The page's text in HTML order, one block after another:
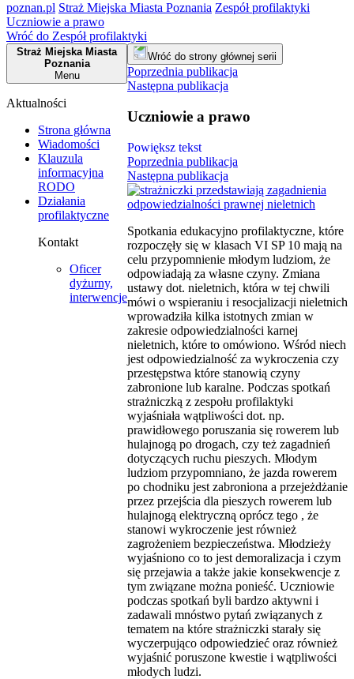
poznan.pl Straż Miejska Miasta Poznania Zespół profilaktyki
Uczniowie a prawo
Wróć do Zespół profilaktyki
Straż Miejska Miasta
Poznania
Menu
Aktualności
Strona główna
Wiadomości
Klauzula
informacyjna
RODO
Działania
profilaktyczne
Kontakt
Oficer
dyżurny,
interwencje
Wróć do strony głównej serii
Poprzednia publikacja
Następna publikacja
Uczniowie a prawo
Powiększ tekst
Poprzednia publikacja
Następna publikacja
Spotkania edukacyjno profilaktyczne, które
rozpoczęły się w klasach VI SP 10 mają na
celu przypomnienie młodym ludziom, że
odpowiadają za własne czyny. Zmiana
ustawy dot. nieletnich, która w tej chwili
mówi o wspieraniu i resocjalizacji nieletnich
wprowadziła kilka istotnych zmian w
zakresie odpowiedzialności karnej
nieletnich, które to omówiono. Wśród niech
jest odpowiedzialność za wykroczenia czy
przestępstwa które stanowią czyny
zabronione lub karalne. Podczas spotkań
strażniczką z zespołu profilaktyki
wyjaśniała wątpliwości dot. np.
prawidłowego poruszania się rowerem lub
hulajnogą po drogach, czy też zagadnień
dotyczących ruchu pieszych. Młodym
ludziom przypomniano, że jazda rowerem
po chodniku jest zabroniona a przejeżdżanie
przez przejścia dla pieszych rowerem lub
hulajnogą elektryczną oprócz tego , że
stanowi wykroczenie jest również
zagrożeniem bezpieczeństwa. Młodzieży
wyjaśniono co to jest demoralizacja i czym
się przejawia a także jakie konsekwencje z
tym związane można ponieść. Uczniowie
podczas spotkań byli bardzo aktywni i
zadawali mnóstwo pytań związanych z
tematem na które strażniczki starały się
wyczerpująco odpowiedzieć oraz również
wyjaśnić poruszone kwestie i wątpliwości
młodych ludzi.